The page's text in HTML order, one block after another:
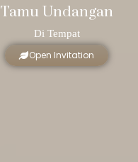
Tamu Undangan
Di Tempat
Open Invitation